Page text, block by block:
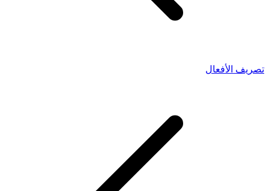
تصريف الأفعال